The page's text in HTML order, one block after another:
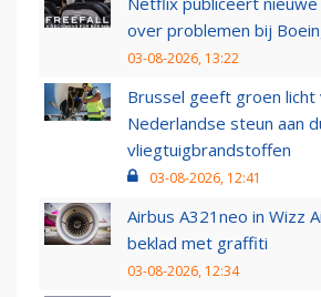
over problemen bij
03-08-2026, 13:22
Brussel geeft groen licht
Nederlandse steun aan
vliegtuigbrandstoffen
03-08-2026, 12:41
Airbus A321neo in Wizz
beklad met graffiti
03-08-2026, 12:34